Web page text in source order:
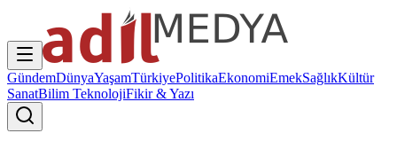
GündemDünyaYaşamTürkiyePolitikaEkonomiEmekSağlıkKültür
SanatBilim TeknolojiFikir & Yazı